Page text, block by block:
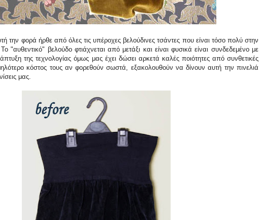
την φορά ήρθε από όλες τις υπέροχες βελούδινες τσάντες που είναι τόσο πολύ στην
"αυθεντικό" βελούδο φτιάχνεται από μετάξι και είναι φυσικά είναι συνδεδεμένο με
της τεχνολογίας όμως μας έχει δώσει αρκετά καλές ποιότητες από συνθετικές
κόστος τους αν φορεθούν σωστά, εξακολουθούν να δίνουν αυτή την πινελιά
μας.